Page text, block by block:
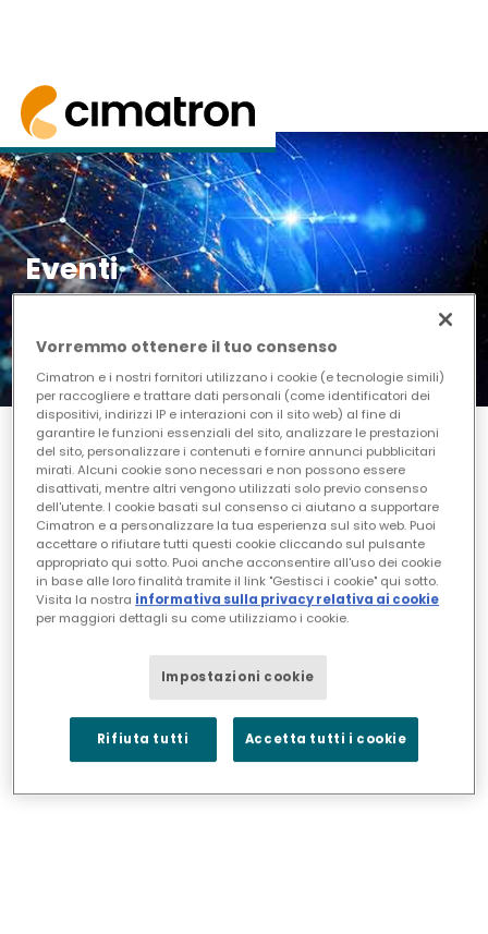
Home> Notizie ed Eventi > Eventi
I nostri prossimi eventi, tra cui fiere, mostre e
Eventi
Data di inizio
Data di fine
Elenco Tabella Calendario
Vorremmo ottenere il tuo consenso
Cimatron e i nostri fornitori utilizzano i cookie (e tecnologie simili)
per raccogliere e trattare dati personali (come identificatori dei
dispositivi, indirizzi IP e interazioni con il sito web) al fine di
garantire le funzioni essenziali del sito, analizzare le prestazioni
del sito, personalizzare i contenuti e fornire annunci pubblicitari
mirati. Alcuni cookie sono necessari e non possono essere
disattivati, mentre altri vengono utilizzati solo previo consenso
dell'utente. I cookie basati sul consenso ci aiutano a supportare
Cimatron e a personalizzare la tua esperienza sul sito web. Puoi
accettare o rifiutare tutti questi cookie cliccando sul pulsante
appropriato qui sotto. Puoi anche acconsentire all'uso dei cookie
in base alle loro finalità tramite il link "Gestisci i cookie" qui sotto.
Visita la nostra informativa sulla privacy relativa ai cookie
per maggiori dettagli su come utilizziamo i cookie.
Impostazioni cookie
Rifiuta tutti Accetta tutti i cookie